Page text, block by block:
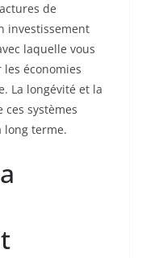
de
investissement
laquelle vous
économies
La longévité et la
systèmes
terme.